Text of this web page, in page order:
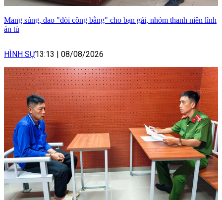
Mang súng, dao "đòi công bằng" cho bạn gái, nhóm thanh niên lĩnh
án tù
HÌNH SỰ13:13 08/08/2026